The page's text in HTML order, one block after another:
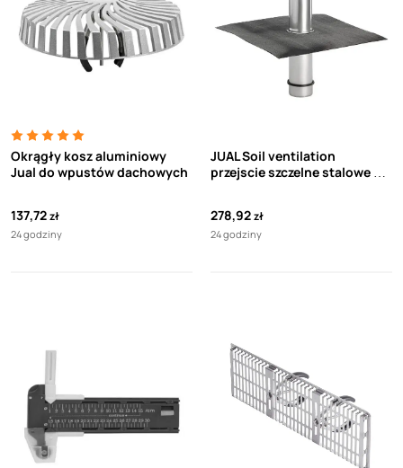
Okrągły kosz aluminiowy
Jual do wpustów dachowych
137,72zł
24 godziny
JUAL Soil ventilation
przejscie szczelne stalowe fi
278,92zł
24 godziny